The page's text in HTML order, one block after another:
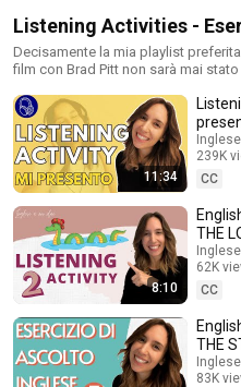
Listening Activities -
Decisamente la mia playlist preferita! Ascoltare in maniera strutturata
film con Brad Pitt non sarà mai stato così
11:34
239K
CC
8:10
THE
62K
CC
THE
83K